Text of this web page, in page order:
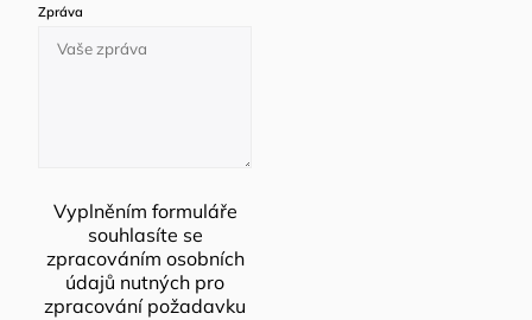
Zpráva
Vyplněním formuláře
souhlasíte se
zpracováním osobních
údajů nutných pro
zpracování požadavku